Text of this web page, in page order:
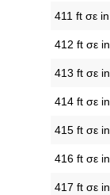
411 ft σε in
412 ft σε in
413 ft σε in
414 ft σε in
415 ft σε in
416 ft σε in
417 ft σε in